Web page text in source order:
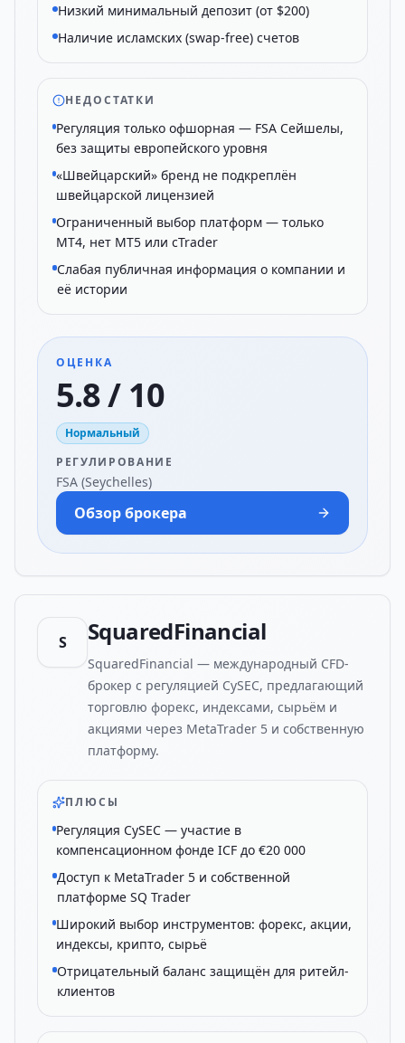
Низкий минимальный депозит (от $200)
Наличие исламских (swap-free) счетов
НЕДОСТАТКИ
Регуляция только офшорная — FSA Сейшелы,
без защиты европейского уровня
«Швейцарский» бренд не подкреплён
швейцарской лицензией
Ограниченный выбор платформ — только
MT4, нет MT5 или cTrader
Слабая публичная информация о компании и
её истории
ОЦЕНКА
5.8 / 10
Нормальный
РЕГУЛИРОВАНИЕ
FSA (Seychelles)
Обзор брокера
S SquaredFinancial
SquaredFinancial — международный CFD-
брокер с регуляцией CySEC, предлагающий
торговлю форекс, индексами, сырьём и
акциями через MetaTrader 5 и собственную
платформу.
ПЛЮСЫ
Регуляция CySEC — участие в
компенсационном фонде ICF до €20 000
Доступ к MetaTrader 5 и собственной
платформе SQ Trader
Широкий выбор инструментов: форекс, акции,
индексы, крипто, сырьё
Отрицательный баланс защищён для ритейл-
клиентов